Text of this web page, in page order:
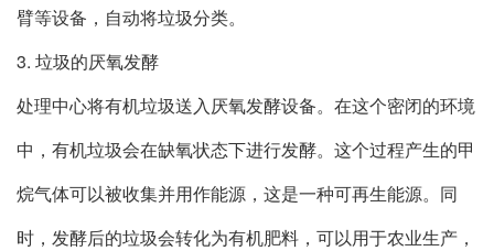
臂等设备，自动将垃圾分类。
3. 垃圾的厌氧发酵
处理中心将有机垃圾送入厌氧发酵设备。在这个密闭的环境
中，有机垃圾会在缺氧状态下进行发酵。这个过程产生的甲
烷气体可以被收集并用作能源，这是一种可再生能源。同
时，发酵后的垃圾会转化为有机肥料，可以用于农业生产，